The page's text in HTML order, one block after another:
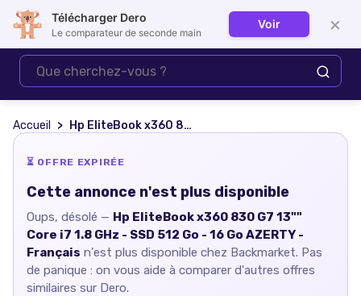
Se connecter
Accueil Hp EliteBook x360 830 G7 13"" Core i7 1.8 GHz - SSD 512 Go - 16 Go AZERTY - Français
⏳ OFFRE EXPIRÉE
Cette annonce n'est plus disponible
Oups, désolé — Hp EliteBook x360 830 G7 13""
Core i7 1.8 GHz - SSD 512 Go - 16 Go AZERTY -
Français n'est plus disponible chez Backmarket. Pas
de panique : on vous aide à comparer d'autres offres
similaires sur Dero.
Télécharger Dero
Le comparateur de seconde main
Voir ×